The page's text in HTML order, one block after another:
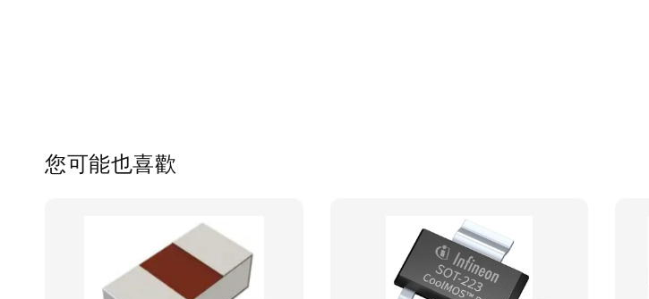
您可能也喜歡